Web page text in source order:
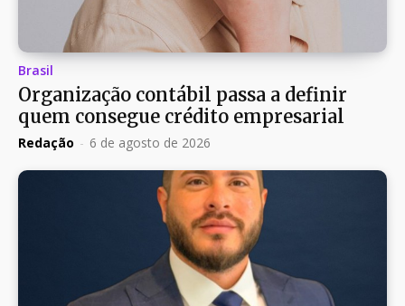
Brasil
Organização contábil passa a definir
quem consegue crédito empresarial
Redação - 6 de agosto de 2026